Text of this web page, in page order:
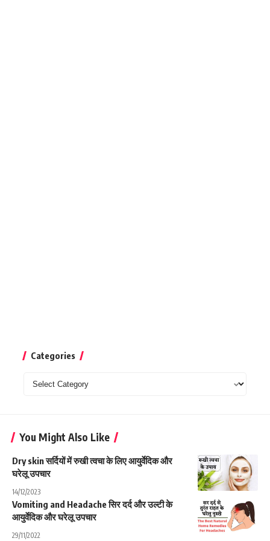
Categories
Categories
You Might Also Like
Dry skin सर्दियों में रुखी त्वचा के लिए आयुर्वेदिक और
घरेलू उपचार
14/12/2023
Vomiting and Headache सिर दर्द और उल्टी के
आयुर्वेदिक और घरेलू उपचार
29/11/2022